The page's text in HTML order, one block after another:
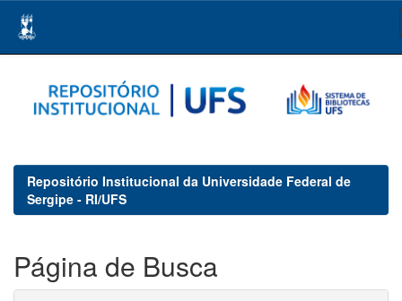
navigation
Repositório Institucional da Universidade Federal de
Sergipe - RI/UFS
Página de Busca